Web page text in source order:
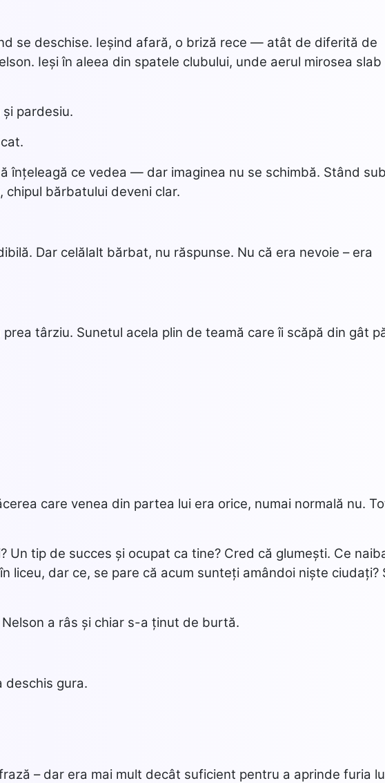
se deschise. Ieșind afară, o briză rece — atât de diferită de
Ieși în aleea din spatele clubului, unde aerul mirosea slab
pardesiu.
înțeleagă ce vedea — dar imaginea nu se schimbă. Stând
chipul bărbatului deveni clar.
Dar celălalt bărbat, nu răspunse. Nu că era nevoie – era
târziu. Sunetul acela plin de teamă care îi scăpă din gât
care venea din partea lui era orice, numai normală nu.
Un tip de succes și ocupat ca tine? Cred că glumești. Ce
liceu, dar ce, se pare că acum sunteți amândoi niște ciudați?
a râs și chiar s-a ținut de burtă.
deschis gura.
– dar era mai mult decât suficient pentru a aprinde furia